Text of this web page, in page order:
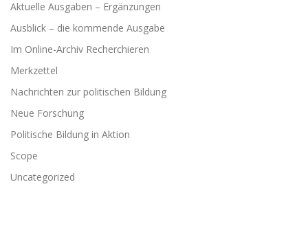
Aktuelle Ausgaben – Ergänzungen
Ausblick – die kommende Ausgabe
Im Online-Archiv Recherchieren
Merkzettel
Nachrichten zur politischen Bildung
Neue Forschung
Politische Bildung in Aktion
Scope
Uncategorized